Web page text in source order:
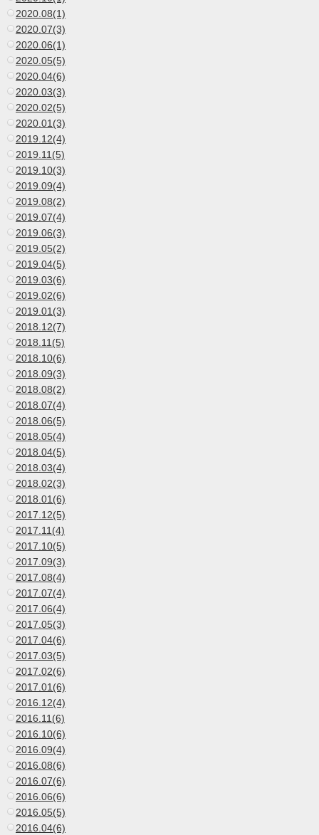
2020.08(1)
2020.07(3)
2020.06(1)
2020.05(5)
2020.04(6)
2020.03(3)
2020.02(5)
2020.01(3)
2019.12(4)
2019.11(5)
2019.10(3)
2019.09(4)
2019.08(2)
2019.07(4)
2019.06(3)
2019.05(2)
2019.04(5)
2019.03(6)
2019.02(6)
2019.01(3)
2018.12(7)
2018.11(5)
2018.10(6)
2018.09(3)
2018.08(2)
2018.07(4)
2018.06(5)
2018.05(4)
2018.04(5)
2018.03(4)
2018.02(3)
2018.01(6)
2017.12(5)
2017.11(4)
2017.10(5)
2017.09(3)
2017.08(4)
2017.07(4)
2017.06(4)
2017.05(3)
2017.04(6)
2017.03(5)
2017.02(6)
2017.01(6)
2016.12(4)
2016.11(6)
2016.10(6)
2016.09(4)
2016.08(6)
2016.07(6)
2016.06(6)
2016.05(5)
2016.04(6)